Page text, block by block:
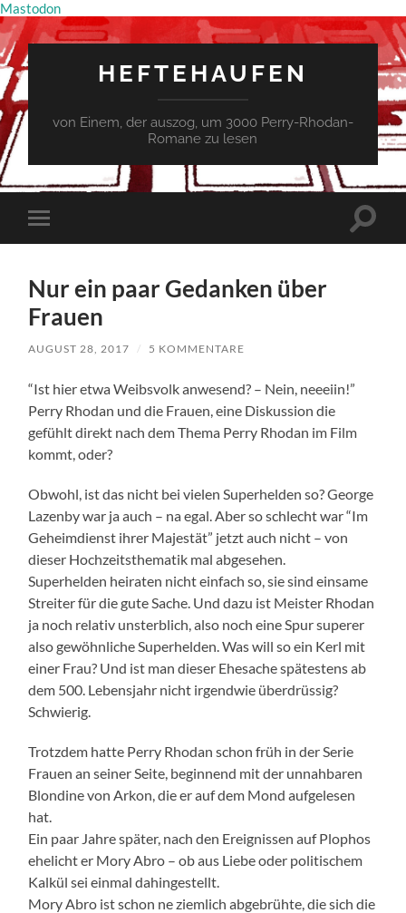
Mastodon
HEFTEHAUFEN
von Einem, der auszog, um 3000 Perry-Rhodan-
Romane zu lesen
Mobile-
Menü
Nur ein paar Gedanken über
Frauen
AUGUST 28, 2017 / 5 KOMMENTARE
“Ist hier etwa Weibsvolk anwesend? – Nein, neeeiin!”
Perry Rhodan und die Frauen, eine Diskussion die
gefühlt direkt nach dem Thema Perry Rhodan im Film
kommt, oder?
Obwohl, ist das nicht bei vielen Superhelden so? George
Lazenby war ja auch – na egal. Aber so schlecht war “Im
Geheimdienst ihrer Majestät” jetzt auch nicht – von
dieser Hochzeitsthematik mal abgesehen.
Superhelden heiraten nicht einfach so, sie sind einsame
Streiter für die gute Sache. Und dazu ist Meister Rhodan
ja noch relativ unsterblich, also noch eine Spur superer
also gewöhnliche Superhelden. Was will so ein Kerl mit
einer Frau? Und ist man dieser Ehesache spätestens ab
dem 500. Lebensjahr nicht irgendwie überdrüssig?
Schwierig.
Trotzdem hatte Perry Rhodan schon früh in der Serie
Frauen an seiner Seite, beginnend mit der unnahbaren
Blondine von Arkon, die er auf dem Mond aufgelesen
hat.
Ein paar Jahre später, nach den Ereignissen auf Plophos
ehelicht er Mory Abro – ob aus Liebe oder politischem
Kalkül sei einmal dahingestellt.
Mory Abro ist schon ne ziemlich abgebrühte, die sich die